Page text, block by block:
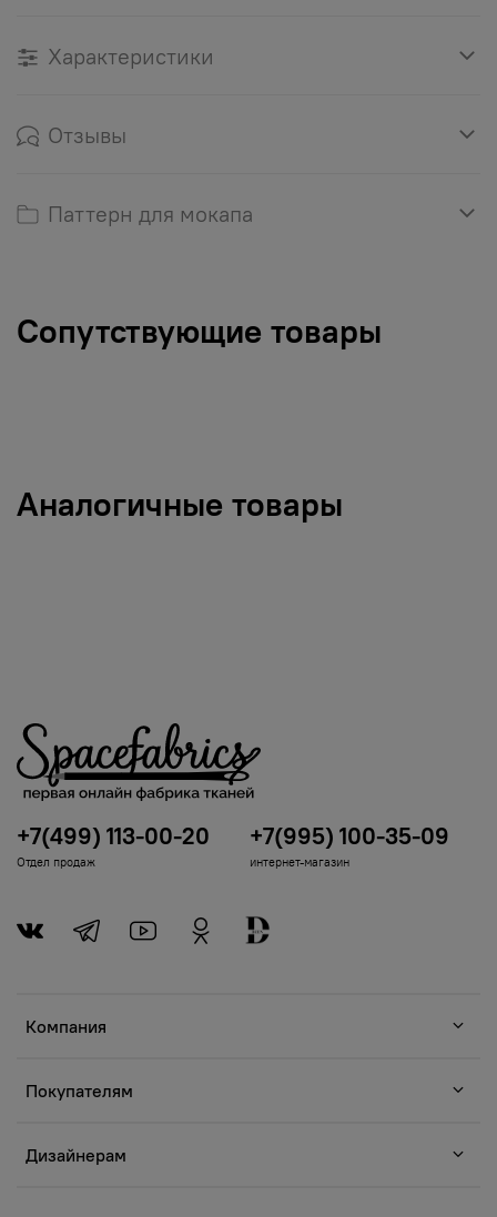
Характеристики
Отзывы
Паттерн для мокапа
Сопутствующие товары
Аналогичные товары
Компания
Покупателям
Дизайнерам
+7(499) 113-00-20
Отдел продаж
+7(995) 100-35-09
интернет-магазин